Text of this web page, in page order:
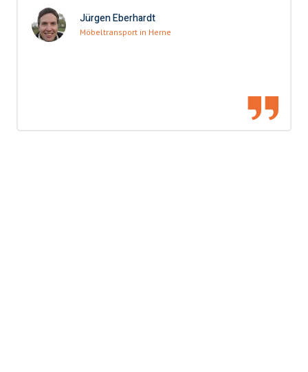
Jürgen Eberhardt
Möbeltransport in Herne